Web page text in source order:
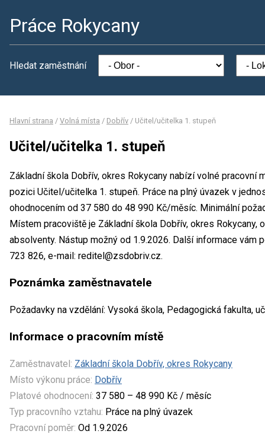
Práce Rokycany
Hledat zaměstnání
Hlavní strana / Volná místa / Dobřív / Učitel/učitelka 1. stupeň
Učitel/učitelka 1. stupeň
Základní škola Dobřív, okres Rokycany nabízí volné pracovní
pozici Učitel/učitelka 1. stupeň. Práce na plný úvazek v
ohodnocením od 37 580 do 48 990 Kč/měsíc. Minimální
Místem pracoviště je Základní škola Dobřív, okres Rokycany,
absolventy. Nástup možný od 1.9.2026. Další informace vám
723 826, e-mail: reditel@zsdobriv.cz.
Poznámka zaměstnavatele
Požadavky na vzdělání: Vysoká škola, Pedagogická fakulta,
Informace o pracovním místě
Zaměstnavatel: Základní škola Dobřív, okres Rokycany
Místo výkonu práce: Dobřív
Platové ohodnocení: 37 580 – 48 990 Kč / měsíc
Typ pracovního vztahu: Práce na plný úvazek
Pracovní poměr: Od 1.9.2026